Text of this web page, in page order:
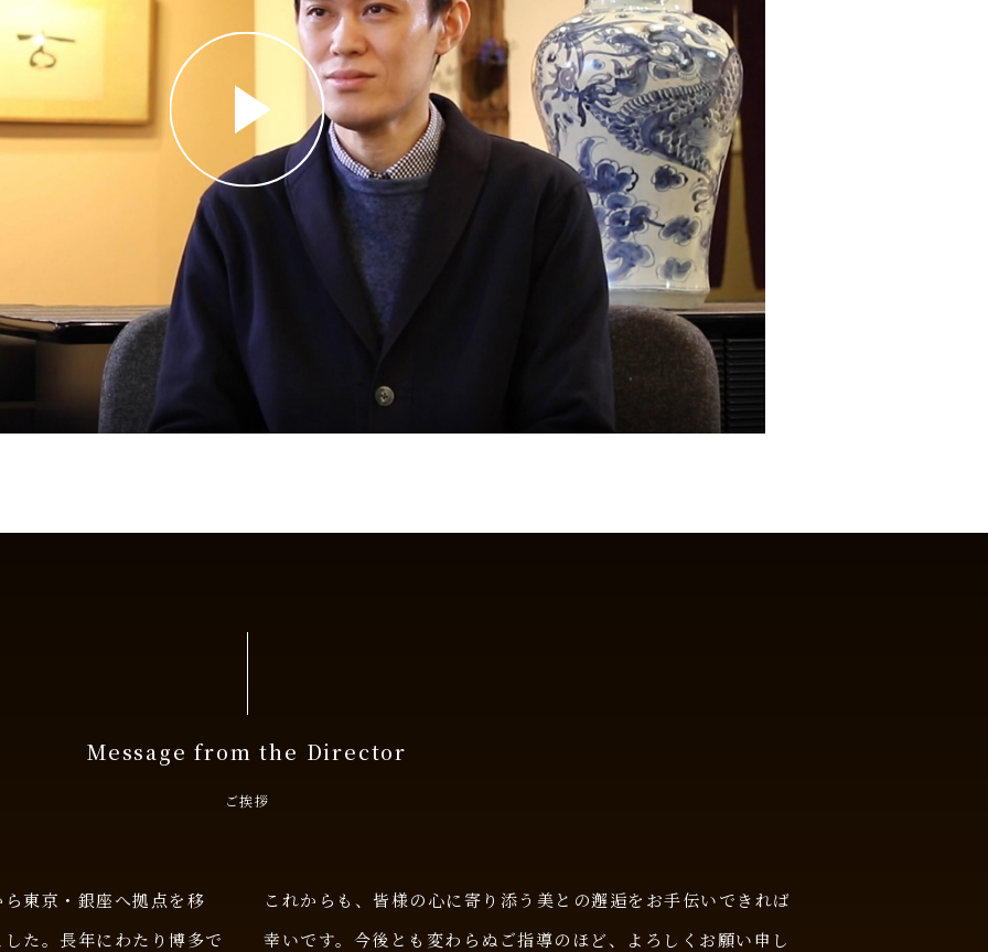
Message from the Director
ご挨拶
東京・銀座へ拠点を移
た。長年にわたり博多で
これからも、皆様の心に寄り添う美との邂逅をお手伝いできれば
幸いです。今後とも変わらぬご指導のほど、よろしくお願い申し